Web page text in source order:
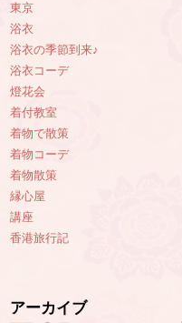
東京
浴衣
浴衣の季節到来♪
浴衣コーデ
燈花会
着付教室
着物で散策
着物コーデ
着物散策
縁心屋
講座
香港旅行記
アーカイブ